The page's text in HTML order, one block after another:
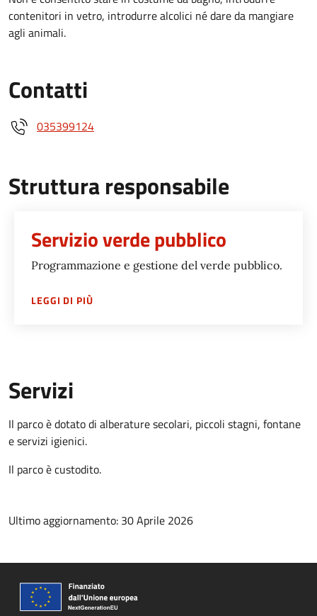
contenitori in vetro, introdurre alcolici né dare da mangiare
agli animali.
Contatti
035399124
Struttura responsabile
Servizio verde pubblico
Programmazione e gestione del verde pubblico.
LEGGI DI PIÙSU
Servizi
Il parco è dotato di alberature secolari, piccoli stagni, fontane
e servizi igienici.
Il parco è custodito.
Ultimo aggiornamento: 30 Aprile 2026